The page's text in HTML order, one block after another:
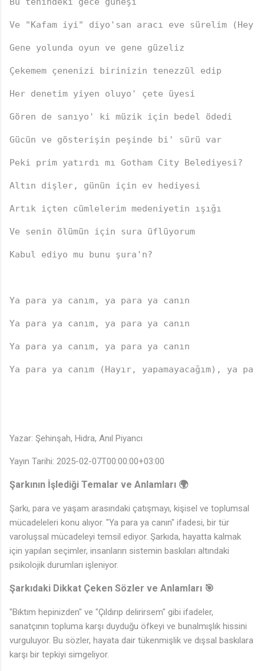
Ve "Kafam iyi" diyo'san aracı eve sürelim (Hey)
Gene yolunda oyun ve gene güzeliz
Çekemem çenenizi birinizin tenezzül edip
Her denetim yiyen oluyo' çete üyesi
Gören de sanıyo' ki müzik için bedel ödedi
Gücün ve gösterişin peşinde bi' sürü var
Peki prim yatırdı mı Gotham City Belediyesi?
Altın dişler, günün için ev hediyesi
Artık içten cümlelerim medeniyetin ışığı
Ve senin ölümün için sura üflüyorum
Kabul ediyo mu bunu şura'n?
Ya para ya canım, ya para ya canın
Ya para ya canım, ya para ya canın
Ya para ya canım, ya para ya canın
Ya para ya canım (Hayır, yapamayacağım), ya
Yazar: Şehinşah, Hidra, Anıl Piyancı
Yayın Tarihi: 2025-02-07T00:00:00+03:00
Şarkının İşlediği Temalar ve Anlamları 🌍
Şarkı, para ve yaşam arasındaki çatışmayı, kişisel ve toplumsal
mücadeleleri konu alıyor. "Ya para ya canın" ifadesi, bir tür
varoluşsal mücadeleyi temsil ediyor. Şarkıda, hayatta kalmak
için yapılan seçimler, insanların sistemin baskıları altındaki
psikolojik durumları işleniyor.
Şarkıdaki Dikkat Çeken Sözler ve Anlamları 🎯
"Bıktım hepinizden" ve "Çıldırıp delirirsem" gibi ifadeler,
sanatçının topluma karşı duyduğu öfkeyi ve bunalmışlık hissini
vurguluyor. Bu sözler, hayata dair tükenmişlik ve dışsal baskılara
karşı bir tepkiyi simgeliyor.
♬